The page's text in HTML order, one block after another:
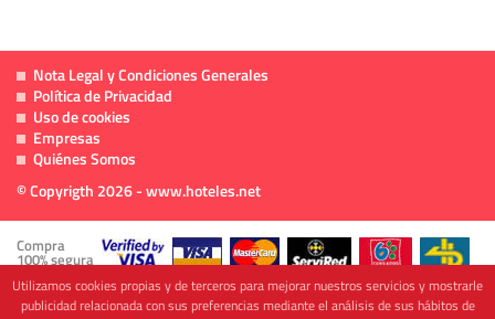
Nota Legal y Condiciones Generales
Política de Privacidad
Uso de cookies
Empresas
Quiénes Somos
© Copyrigth 2026 - www.hoteles.net
Compra
100% segura
Utilizamos cookies propias y de terceros para mejorar nuestros servicios y mostrarle
publicidad relacionada con sus preferencias mediante el análisis de sus hábitos de